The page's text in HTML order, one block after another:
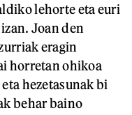
lehorte eta euri
Joan den
eragin
horretan ohikoa
hezetasunak bi
behar baino